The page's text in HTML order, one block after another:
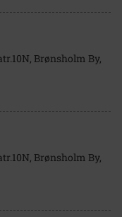
Brønsholm By,
Brønsholm By,